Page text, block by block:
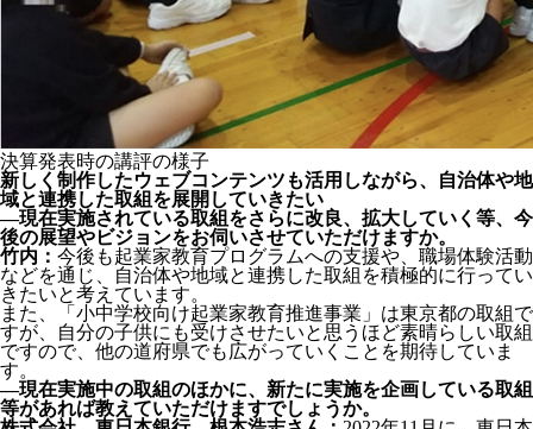
決算発表時の講評の様子
新しく制作したウェブコンテンツも活用しながら、自治体や地
域と連携した取組を展開していきたい
―現在実施されている取組をさらに改良、拡大していく等、今
後の展望やビジョンをお伺いさせていただけますか。
竹内： 今後も起業家教育プログラムへの支援や、職場体験活動
などを通じ、自治体や地域と連携した取組を積極的に行ってい
きたいと考えています。
また、「小中学校向け起業家教育推進事業」は東京都の取組で
すが、自分の子供にも受けさせたいと思うほど素晴らしい取組
ですので、他の道府県でも広がっていくことを期待していま
す。
―現在実施中の取組のほかに、新たに実施を企画している取組
等があれば教えていただけますでしょうか。